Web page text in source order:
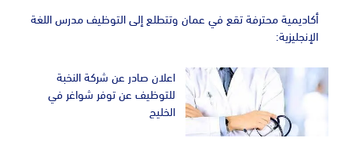
أكاديمية محترفة تقع في عمان وتتطلع إلى التوظيف مدرس اللغة
الإنجليزية:
اعلان صادر عن شركة النخبة
للتوظيف عن توفر شواغر في
الخليج